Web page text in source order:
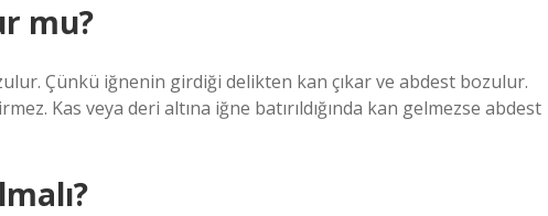
mu?
Çünkü iğnenin girdiği delikten kan çıkar ve abdest bozulur.
Kas veya deri altına iğne batırıldığında kan gelmezse abdest